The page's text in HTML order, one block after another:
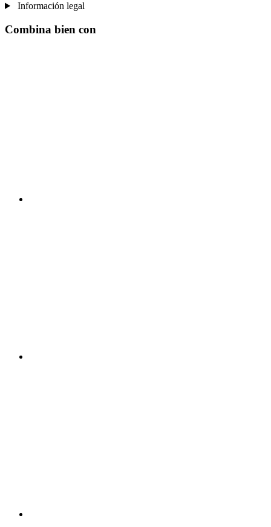
Información legal
Combina bien con